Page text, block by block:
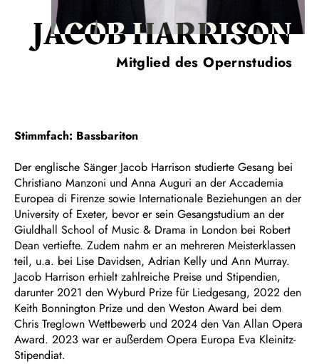
JACOB HARRISON
Mitglied des Opernstudios
Stimmfach: Bassbariton
Der englische Sänger Jacob Harrison studierte Gesang bei
Christiano Manzoni und Anna Auguri an der Accademia
Europea di Firenze sowie Internationale Beziehungen an der
University of Exeter, bevor er sein Gesangstudium an der
Giuldhall School of Music & Drama in London bei Robert
Dean vertiefte. Zudem nahm er an mehreren Meisterklassen
teil, u.a. bei Lise Davidsen, Adrian Kelly und Ann Murray.
Jacob Harrison erhielt zahlreiche Preise und Stipendien,
darunter 2021 den Wyburd Prize für Liedgesang, 2022 den
Keith Bonnington Prize und den Weston Award bei dem
Chris Treglown Wettbewerb und 2024 den Van Allan Opera
Award. 2023 war er außerdem Opera Europa Eva Kleinitz-
Stipendiat.